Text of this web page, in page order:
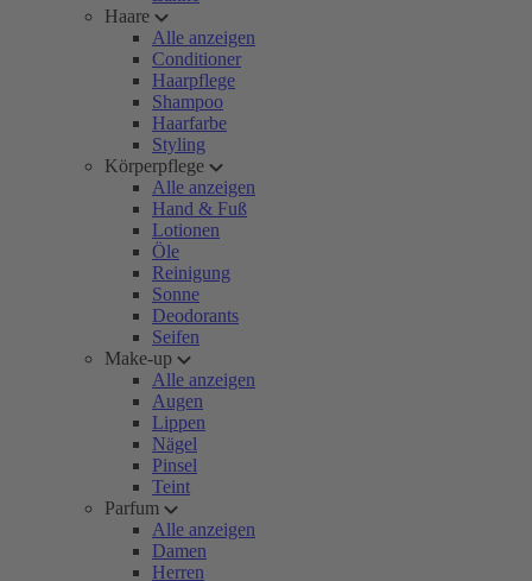
Haare
Alle anzeigen
Conditioner
Haarpflege
Shampoo
Haarfarbe
Styling
Körperpflege
Alle anzeigen
Hand & Fuß
Lotionen
Öle
Reinigung
Sonne
Deodorants
Seifen
Make-up
Alle anzeigen
Augen
Lippen
Nägel
Pinsel
Teint
Parfum
Alle anzeigen
Damen
Herren